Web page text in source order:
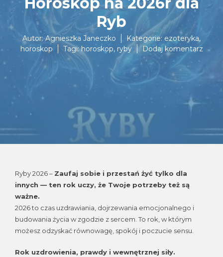
Ryb
Autor:Agnieszka Janeczko Kategorie: ezoteryka,
horoskop
Tagi:horoskop, ryby Dodaj komentarzdo
2026r
Ryb
Ryby 2026 – Zaufaj sobie i przestań żyć tylko dla
innych — ten rok uczy, że Twoje potrzeby też są
ważne.
2026 to czas uzdrawiania, dojrzewania emocjonalnego i
budowania życia w zgodzie z sercem. To rok, w którym
możesz odzyskać równowagę, spokój i poczucie sensu.
Rok uzdrowienia, prawdy i wewnętrznej siły.